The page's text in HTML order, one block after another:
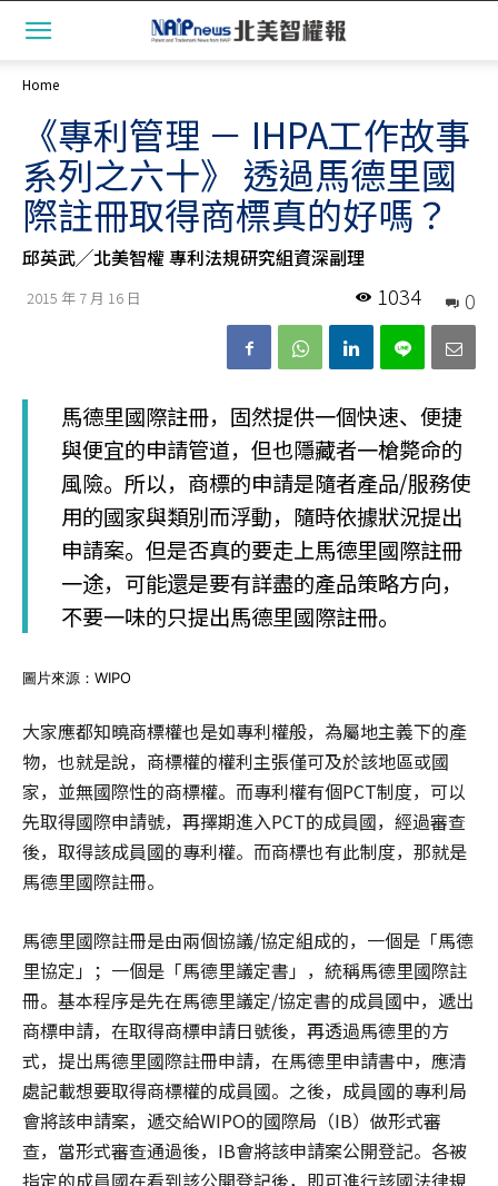
Home
《專利管理 － IHPA工作故事
系列之六十》 透過馬德里國
際註冊取得商標真的好嗎？
邱英武╱北美智權 專利法規研究組資深副理
2015 年 7 月 16 日 0
1034
馬德里國際註冊，固然提供一個快速、便捷
與便宜的申請管道，但也隱藏者一槍斃命的
風險。所以，商標的申請是隨者產品/服務使
用的國家與類別而浮動，隨時依據狀況提出
申請案。但是否真的要走上馬德里國際註冊
一途，可能還是要有詳盡的產品策略方向，
不要一味的只提出馬德里國際註冊。
圖片來源：WIPO
大家應都知曉商標權也是如專利權般，為屬地主義下的產
物，也就是說，商標權的權利主張僅可及於該地區或國
家，並無國際性的商標權。而專利權有個PCT制度，可以
先取得國際申請號，再擇期進入PCT的成員國，經過審查
後，取得該成員國的專利權。而商標也有此制度，那就是
馬德里國際註冊。
馬德里國際註冊是由兩個協議/協定組成的，一個是「馬德
里協定」；一個是「馬德里議定書」，統稱馬德里國際註
冊。基本程序是先在馬德里議定/協定書的成員國中，遞出
商標申請，在取得商標申請日號後，再透過馬德里的方
式，提出馬德里國際註冊申請，在馬德里申請書中，應清
處記載想要取得商標權的成員國。之後，成員國的專利局
會將該申請案，遞交給WIPO的國際局（IB）做形式審
查，當形式審查通過後，IB會將該申請案公開登記。各被
指定的成員國在看到該公開登記後，即可進行該國法律規